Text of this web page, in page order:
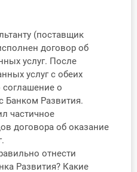
(поставщик
договор об
услуг. После
услуг с обеих
о
Банком Развития.
частичное
договора об оказание
отнести
Развития? Какие